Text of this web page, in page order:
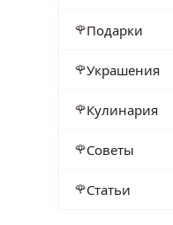
Подарки
Украшения
Кулинария
Советы
Статьи